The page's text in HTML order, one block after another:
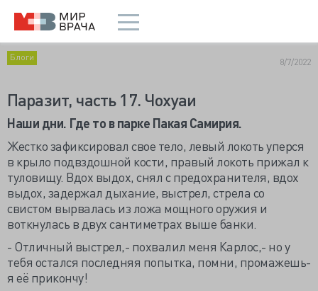
Блоги 8/7/2022
Паразит, часть 17. Чохуаи
Наши дни. Где то в парке Пакая Самирия.
Жестко зафиксировал свое тело, левый локоть уперся
в крыло подвздошной кости, правый локоть прижал к
туловищу. Вдох выдох, снял с предохранителя, вдох
выдох, задержал дыхание, выстрел, стрела со
свистом вырвалась из ложа мощного оружия и
воткнулась в двух сантиметрах выше банки.
- Отличный выстрел,- похвалил меня Карлос,- но у
тебя остался последняя попытка, помни, промажешь-
я её прикончу!